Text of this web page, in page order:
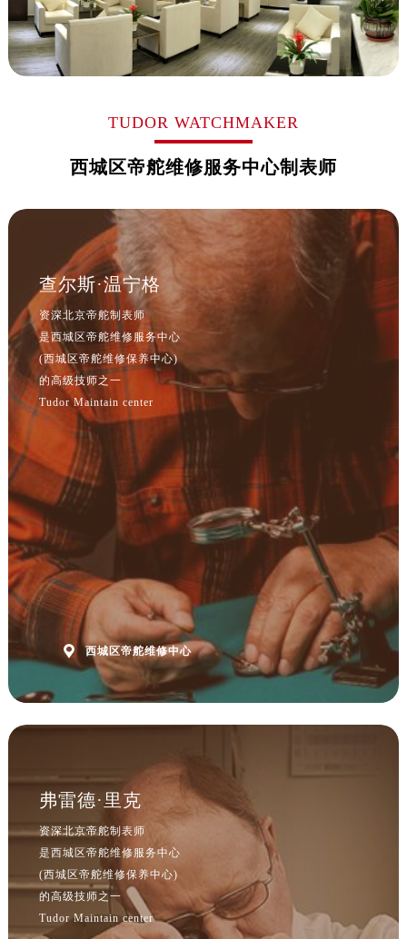
TUDOR WATCHMAKER
西城区帝舵维修服务中心制表师
查尔斯·温宁格
资深北京帝舵制表师
是西城区帝舵维修服务中心
(西城区帝舵维修保养中心)
的高级技师之一
Tudor Maintain center
 西城区帝舵维修中心
弗雷德·里克
资深北京帝舵制表师
是西城区帝舵维修服务中心
(西城区帝舵维修保养中心)
的高级技师之一
Tudor Maintain center